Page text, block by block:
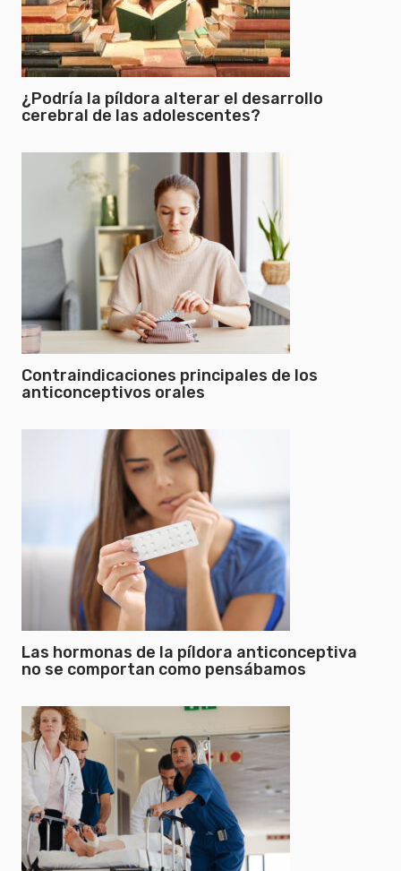
¿Podría la píldora alterar el desarrollo
cerebral de las adolescentes?
Contraindicaciones principales de los
anticonceptivos orales
Las hormonas de la píldora anticonceptiva
no se comportan como pensábamos